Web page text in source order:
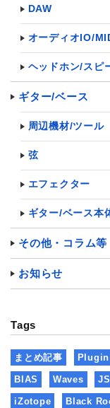
DAW
オーディオIO/
ヘッドホン/スピ
ギター/ベース
周辺機材/ツール
弦
エフェクター
ギター/ベース本
その他・コラム等
お知らせ
Tags
まとめ記事
BIAS Waves
iZotope Black